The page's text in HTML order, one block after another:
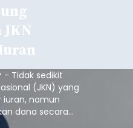
- Tidak sedikit
(JKN) yang
namun
dana secara
iuran.